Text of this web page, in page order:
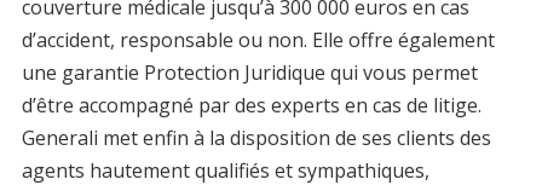
couverture médicale jusqu’à 300 000 euros en cas
d’accident, responsable ou non. Elle offre également
une garantie Protection Juridique qui vous permet
d’être accompagné par des experts en cas de litige.
Generali met enfin à la disposition de ses clients des
agents hautement qualifiés et sympathiques,